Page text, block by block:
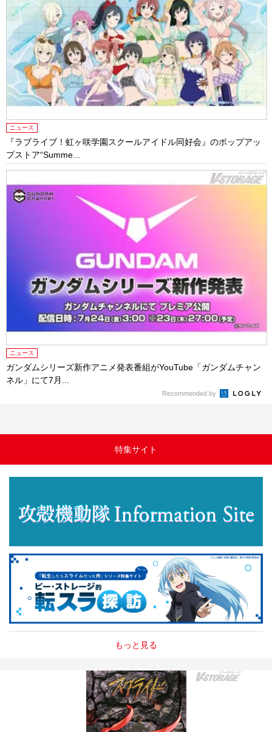
ニュース
『ラブライブ！虹ヶ咲学園スクールアイドル同好会』のポップアッ
プストア“Summe...
ニュース
ガンダムシリーズ新作アニメ発表番組がYouTube「ガンダムチャン
ネル」にて7月...
Recommended by
特集サイト
もっと見る